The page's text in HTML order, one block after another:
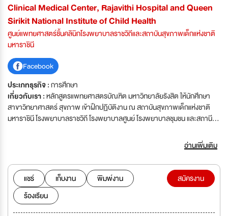
Clinical Medical Center, Rajavithi Hospital and Queen
Sirikit National Institute of Child Health
ศูนย์แพทยศาสตร์ชั้นคลินิกโรงพยาบาลราชวิถีและสถาบันสุขภาพเด็กแห่งชาติ
มหาราชินี
Facebook
ประเภทธุรกิจ :การศึกษา
เกี่ยวกับเรา :หลักสูตรแพทยศาสตรบัณฑิต มหาวิทยาลัยรังสิต ให้นักศึกษา
สาขาวิทยาศาสตร์ สุขภาพ เข้าฝึกปฏิบัติงาน ณ สถาบันสุขภาพเด็กแห่งชาติ
มหาราชินี โรงพยาบาลราชวิถี โรงพยาบาลศูนย์ โรงพยาบาลชุมชน และสถานี
ตามแนวทางที่กระทรวง สาธารณสุขได้กำหนดไว้ เพื่อรับผิดชอบในการจัดการ
เรียนการสอนในภาควิชาคลินิก (นักศึกษาแพทย์ คณะแพทยศาสตร์
มหาวิทยาลัยรังสิต ชั้นปีที่ 4, 5 และ 6) ทั้งหมด และการจัดตั้งมูลนิธิสถาบันร่วม
ผลิตแพทย์ กรมการแพทย์-มหาวิทยาลัยรังสิต เพื่อเป็นกองทุนรับผิดชอบในการ
ดำเนินการร่วมผลิตแพทย์ ของคณะแพทยศาสตร์ มหาวิทยาลัยรังสิต
อ่านเพิ่มเติม
แชร์ เก็บงาน
พิมพ์งาน
ร้องเรียน
สมัครงาน